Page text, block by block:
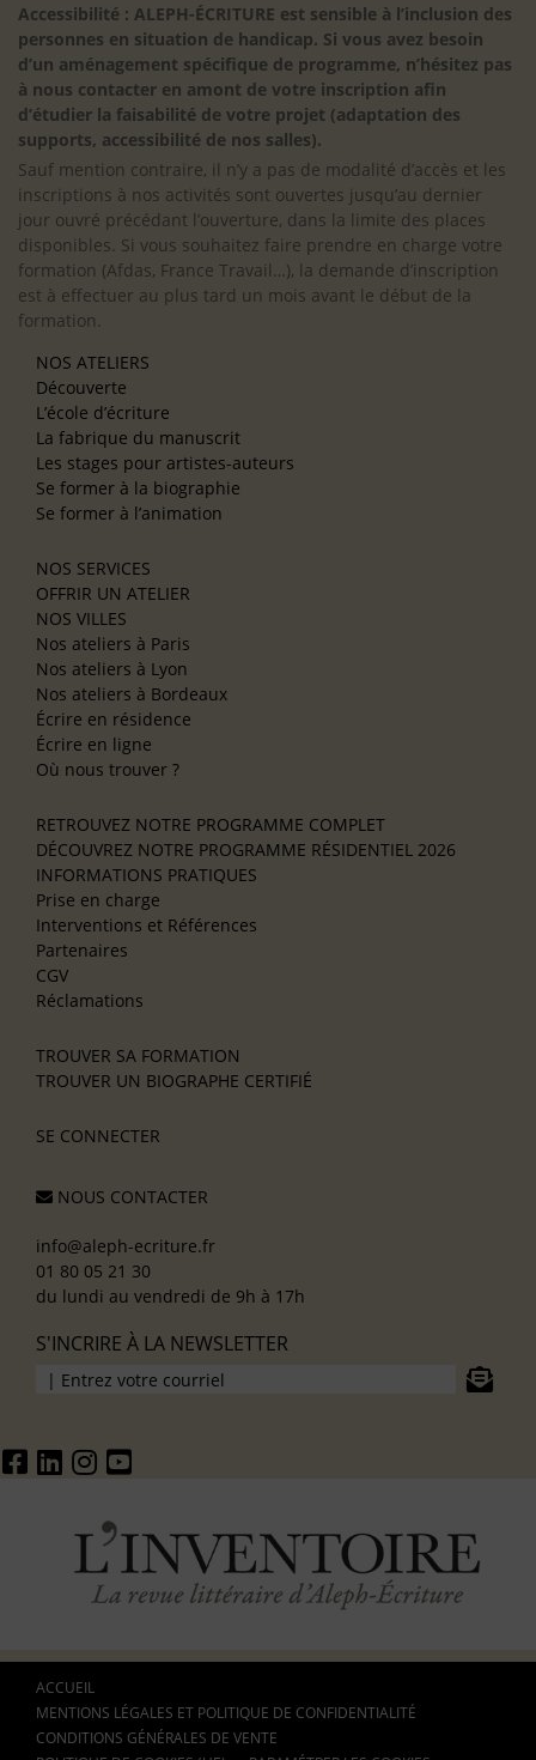
Accessibilité : ALEPH-ÉCRITURE est sensible à l’inclusion des
personnes en situation de handicap. Si vous avez besoin
d’un aménagement spécifique de programme, n’hésitez pas
à nous contacter en amont de votre inscription afin
d’étudier la faisabilité de votre projet (adaptation des
supports, accessibilité de nos salles).
Sauf mention contraire, il n’y a pas de modalité d’accès et les
inscriptions à nos activités sont ouvertes jusqu’au dernier
jour ouvré précédant l’ouverture, dans la limite des places
disponibles. Si vous souhaitez faire prendre en charge votre
formation (Afdas, France Travail…), la demande d’inscription
est à effectuer au plus tard un mois avant le début de la
formation.
NOS ATELIERS
Découverte
L’école d’écriture
La fabrique du manuscrit
Les stages pour artistes-auteurs
Se former à la biographie
Se former à l’animation
NOS SERVICES
OFFRIR UN ATELIER
NOS VILLES
Nos ateliers à Paris
Nos ateliers à Lyon
Nos ateliers à Bordeaux
Écrire en résidence
Écrire en ligne
Où nous trouver ?
RETROUVEZ NOTRE PROGRAMME COMPLET
DÉCOUVREZ NOTRE PROGRAMME RÉSIDENTIEL 2026
INFORMATIONS PRATIQUES
Prise en charge
Interventions et Références
Partenaires
CGV
Réclamations
TROUVER SA FORMATION
TROUVER UN BIOGRAPHE CERTIFIÉ
SE CONNECTER
NOUS CONTACTER
info@aleph-ecriture.fr
01 80 05 21 30
du lundi au vendredi de 9h à 17h
S'INCRIRE À LA NEWSLETTER
ACCUEIL
MENTIONS LÉGALES ET POLITIQUE DE CONFIDENTIALITÉ
CONDITIONS GÉNÉRALES DE VENTE